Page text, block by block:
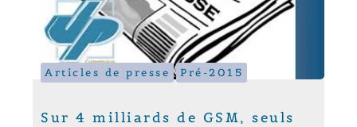
Articles de presse Pré-2015
Sur 4 milliards de GSM, seuls